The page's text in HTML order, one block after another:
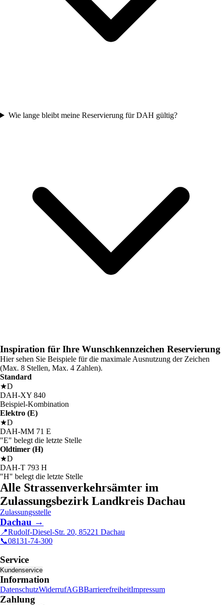
Wie lange bleibt meine Reservierung für DAH gültig?
Inspiration für Ihre Wunschkennzeichen Reservierung
Hier sehen Sie Beispiele für die maximale Ausnutzung der Zeichen
(Max. 8 Stellen, Max. 4 Zahlen).
Standard
★D
DAH-XY 840
Beispiel-Kombination
Elektro (E)
★D
DAH-MM 71 E
"E" belegt die letzte Stelle
Oldtimer (H)
★D
DAH-T 793 H
"H" belegt die letzte Stelle
Alle Strassenverkehrsämter im
Zulassungsbezirk Landkreis Dachau
Zulassungsstelle
Dachau →
📍Rudolf-Diesel-Str. 20, 85221 Dachau
📞08131-74-300
Service
Kundenservice
Information
DatenschutzWiderrufAGBBarrierefreiheitImpressum
Zahlung